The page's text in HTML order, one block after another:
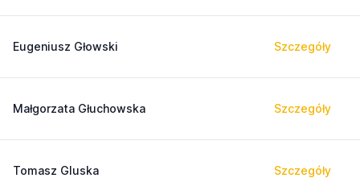
Eugeniusz Głowski Szczegóły
Małgorzata Głuchowska Szczegóły
Tomasz Gluska Szczegóły